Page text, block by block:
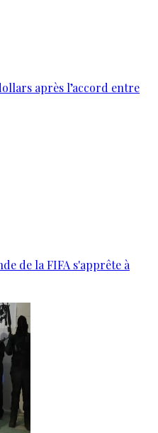
après l’accord entre
de la FIFA s'apprête à